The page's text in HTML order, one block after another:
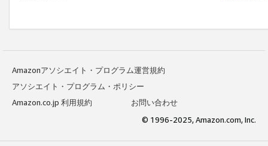
Amazonアソシエイト・プログラム運営規約
アソシエイト・プログラム・ポリシー
Amazon.co.jp 利用規約
お問い合わせ
© 1996-2025, Amazon.com, Inc.